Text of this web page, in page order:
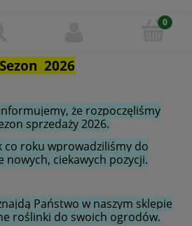
Sezon 2026
że rozpoczęliśmy
sprzedaży 2026.
co roku wprowadziliśmy do
nowych, ciekawych pozycji.
Państwo w naszym sklepie
roślinki do swoich ogrodów.